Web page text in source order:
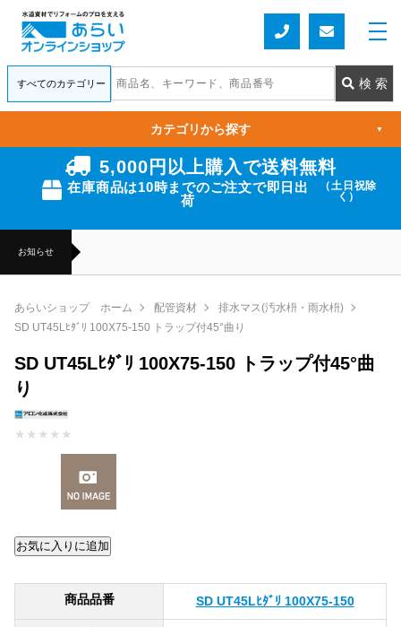
5,000円以上購入で送料無料
在庫商品は10時までのご注文で即日出
荷
（土日祝除
く）
お知らせ
カテゴリから探す ▼
あらいショップ ホーム 配管資材
排水マス(汚水枡・雨水枡)
SD UT45Lﾋﾀﾞﾘ 100X75-150 トラップ付45°曲り
SD UT45Lﾋﾀﾞﾘ 100X75-150 トラップ付45°曲
り
★ ★ ★ ★ ★
商品品番 SD UT45Lﾋﾀﾞﾘ 100X75-150